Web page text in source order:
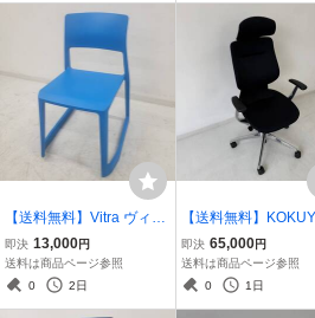
【送料無料】Vitra ヴィト
ラ TipTon ティプトンチェ
ア ブルー■管理番号：D-0
5-77
即決 13,000円
送料は商品ページ参照
0
2日
【送料無料】
クヨ ing イング バー
ルタイプ ヘッドレス
黒 2018年製 ■管理番
即決 65,000円
送料は商品ページ参照
0
1日